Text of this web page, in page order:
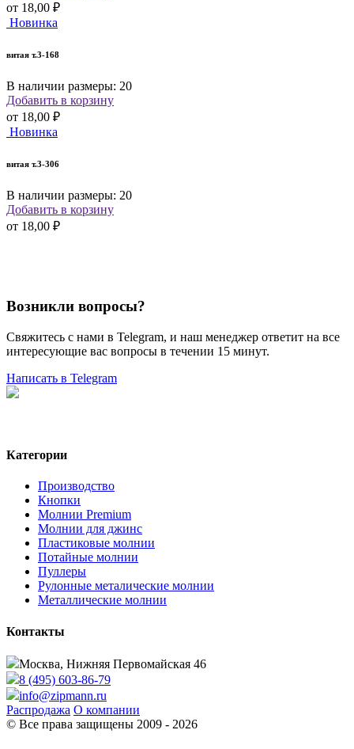
от 18,00 ₽
Новинка
витая т.3-168
В наличии размеры: 20
Добавить в корзину
от 18,00 ₽
Новинка
витая т.3-306
В наличии размеры: 20
Добавить в корзину
от 18,00 ₽
Возникли вопросы?
Свяжитесь с нами в Telegram, и наш менеджер ответит на все
интересующие вас вопросы в течении 15 минут.
Написать в Telegram
Категории
Производство
Кнопки
Молнии Premium
Молнии для джинс
Пластиковые молнии
Потайные молнии
Пуллеры
Рулонные металические молнии
Металлические молнии
Контакты
Москва, Нижняя Первомайская 46
8 (495) 603-86-79
info@zipmann.ru
Распродажа О компании
© Все права защищены 2009 - 2026